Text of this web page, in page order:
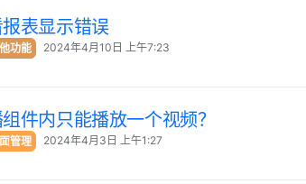
表显示错误
功能 2024年4月10日 上午7:23
件内只能播放一个视频？
管理 2024年4月3日 上午1:27